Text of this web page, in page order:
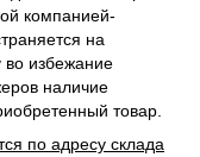
компанией-
на
во избежание
наличие
товар.
по адресу склада